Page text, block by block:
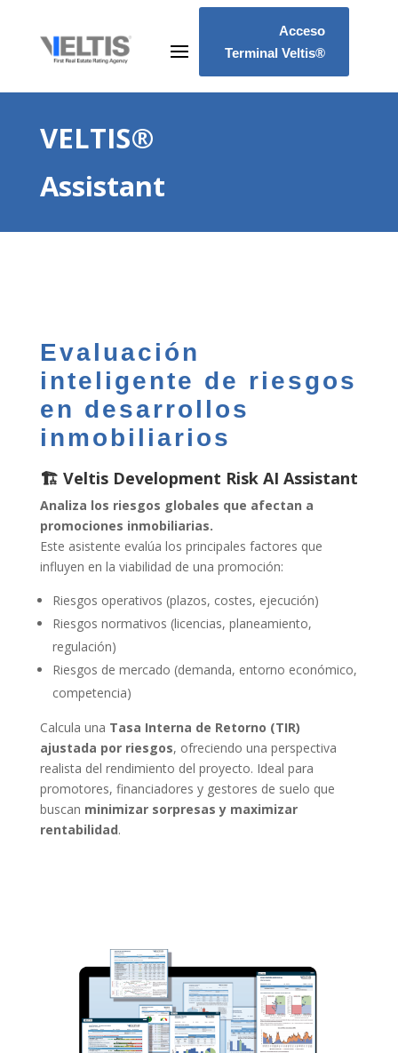
Acceso
Terminal Veltis®
VELTIS®
Assistant
Evaluación
inteligente de riesgos
en desarrollos
inmobiliarios
🏗️ Veltis Development Risk AI Assistant
Analiza los riesgos globales que afectan a
promociones inmobiliarias.
Este asistente evalúa los principales factores que
influyen en la viabilidad de una promoción:
Riesgos operativos (plazos, costes, ejecución)
Riesgos normativos (licencias, planeamiento,
regulación)
Riesgos de mercado (demanda, entorno económico,
competencia)
Calcula una Tasa Interna de Retorno (TIR)
ajustada por riesgos, ofreciendo una perspectiva
realista del rendimiento del proyecto. Ideal para
promotores, financiadores y gestores de suelo que
buscan minimizar sorpresas y maximizar
rentabilidad.